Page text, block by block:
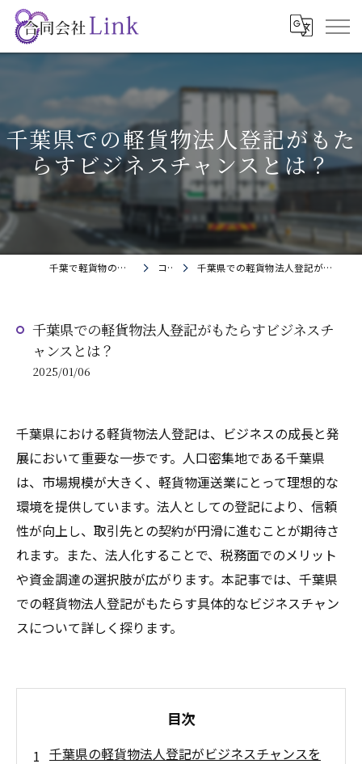
千葉県での軽貨物法人登記がもた
らすビジネスチャンスとは？
千葉で軽貨物の求人なら合同会社Link コラム 千葉県での軽貨物法人登記がもたらすビジネスチャンスとは？
千葉県での軽貨物法人登記がもたらすビジネスチ
ャンスとは？
2025/01/06
千葉県における軽貨物法人登記は、ビジネスの成長と発
展において重要な一歩です。人口密集地である千葉県
は、市場規模が大きく、軽貨物運送業にとって理想的な
環境を提供しています。法人としての登記により、信頼
性が向上し、取引先との契約が円滑に進むことが期待さ
れます。また、法人化することで、税務面でのメリット
や資金調達の選択肢が広がります。本記事では、千葉県
での軽貨物法人登記がもたらす具体的なビジネスチャン
スについて詳しく探ります。
目次
千葉県の軽貨物法人登記がビジネスチャンスを